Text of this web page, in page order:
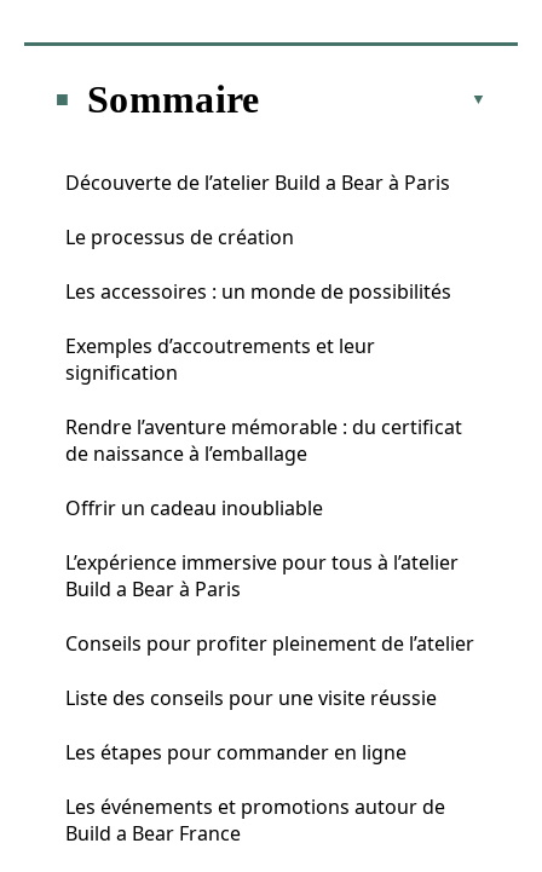
Sommaire
Découverte de l’atelier Build a Bear à Paris
Le processus de création
Les accessoires : un monde de possibilités
Exemples d’accoutrements et leur
signification
Rendre l’aventure mémorable : du certificat
de naissance à l’emballage
Offrir un cadeau inoubliable
L’expérience immersive pour tous à l’atelier
Build a Bear à Paris
Conseils pour profiter pleinement de l’atelier
Liste des conseils pour une visite réussie
Les étapes pour commander en ligne
Les événements et promotions autour de
Build a Bear France